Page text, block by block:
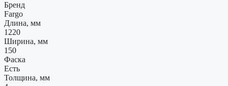
Бренд
Fargo
Длина, мм
1220
Ширина, мм
150
Фаска
Есть
Толщина, мм